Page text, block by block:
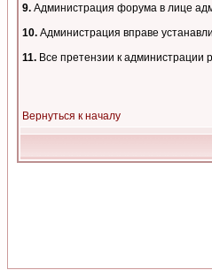
9. Администрация форума в лице
10. Администрация вправе
11. Все претензии к
Вернуться к началу